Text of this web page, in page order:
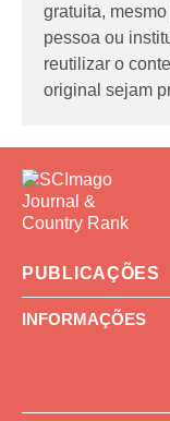
gratuita,
pessoa ou
reutilizar o
original sejam
PUBLICAÇÕES
INFORMAÇÕES